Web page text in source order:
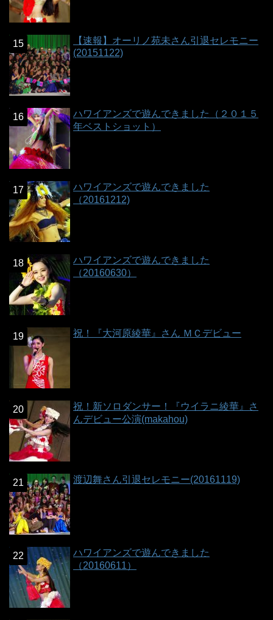
【速報】オーリノ苑未さん引退セレモニー
(20151122)
ハワイアンズで遊んできました（２０１５
年ベストショット）
ハワイアンズで遊んできました
（20161212)
ハワイアンズで遊んできました
（20160630）
祝！『大河原綾華』さん ＭＣデビュー
祝！新ソロダンサー！『ウイラニ綾華』さ
んデビュー公演(makahou)
渡辺舞さん引退セレモニー(20161119)
ハワイアンズで遊んできました
（20160611）